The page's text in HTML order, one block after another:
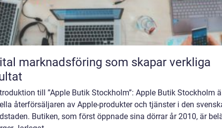
marknadsföring som skapar verkliga
till ”Apple Butik Stockholm”: Apple Butik Stockholm
återförsäljaren av Apple-produkter och tjänster i den
Butiken, som först öppnade sina dörrar år 2010, är